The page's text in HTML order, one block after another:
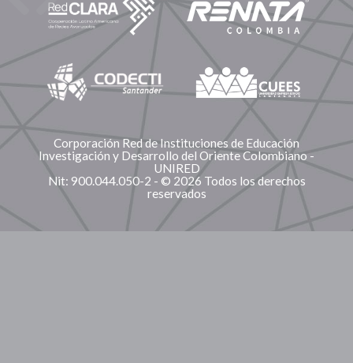
Corporación Red de Instituciones de Educación
Investigación y Desarrollo del Oriente Colombiano -
UNIRED
Nit: 900.044.050-2 - © 2026 Todos los derechos
reservados